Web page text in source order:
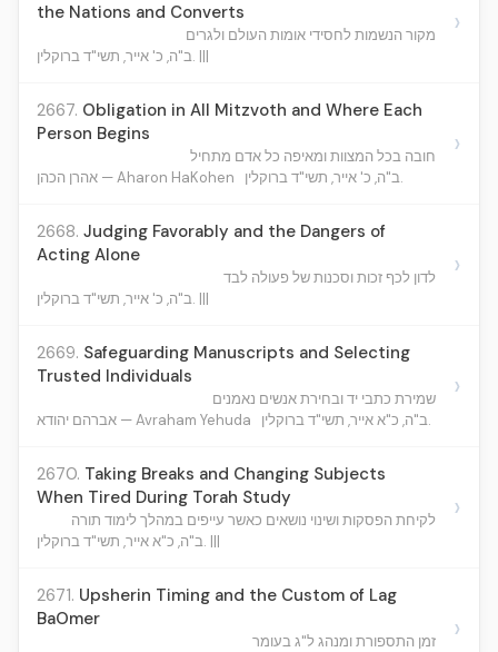
the Nations and Converts
מקור הנשמות לחסידי אומות העולם ולגרים
ב"ה, כ' אייר, תשי"ד ברוקלין. |||
›
2667. Obligation in All Mitzvoth and Where Each
Person Begins
חובה בכל המצוות ומאיפה כל אדם מתחיל
אהרן הכהן — Aharon HaKohen
ב"ה, כ' אייר, תשי"ד ברוקלין.
›
2668. Judging Favorably and the Dangers of
Acting Alone
לדון לכף זכות וסכנות של פעולה לבד
ב"ה, כ' אייר, תשי"ד ברוקלין. |||
›
2669. Safeguarding Manuscripts and Selecting
Trusted Individuals
שמירת כתבי יד ובחירת אנשים נאמנים
אברהם יהודא — Avraham Yehuda
ב"ה, כ"א אייר, תשי"ד ברוקלין.
›
2670. Taking Breaks and Changing Subjects
When Tired During Torah Study
לקיחת הפסקות ושינוי נושאים כאשר עייפים במהלך לימוד תורה
ב"ה, כ"א אייר, תשי"ד ברוקלין. |||
›
2671. Upsherin Timing and the Custom of Lag
BaOmer
זמן התספורת ומנהג ל"ג בעומר
›